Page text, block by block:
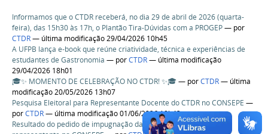
Informamos que o CTDR receberá, no dia 29 de abril de 2026 (quarta-
feira), das 15h30 às 17h, o Plantão Tira-Dúvidas com a PROGEP— por
CTDR— última modificação 29/04/2026 10h45
A UFPB lança e-book que reúne criatividade, técnica e experiências de
estudantes de Gastronomia — porCTDR— última modificação
29/04/2026 18h01
🎓✨ MOMENTO DE CELEBRAÇÃO NO CTDR! ✨🎓— porCTDR— última
modificação 20/05/2026 13h07
Pesquisa Eleitoral para Representante Docente do CTDR no CONSEPE —
porCTDR— última modificação 01/06/2026 10h43
Resultado do pedido de impugnação da pesquisa eleitoral para